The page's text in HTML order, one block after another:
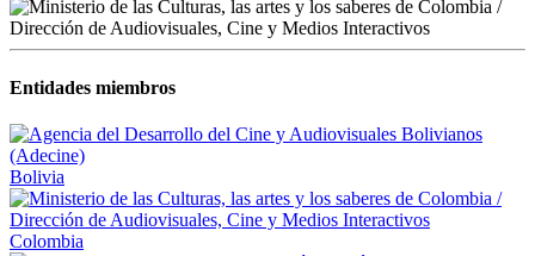
Entidades miembros
Bolivia
Colombia